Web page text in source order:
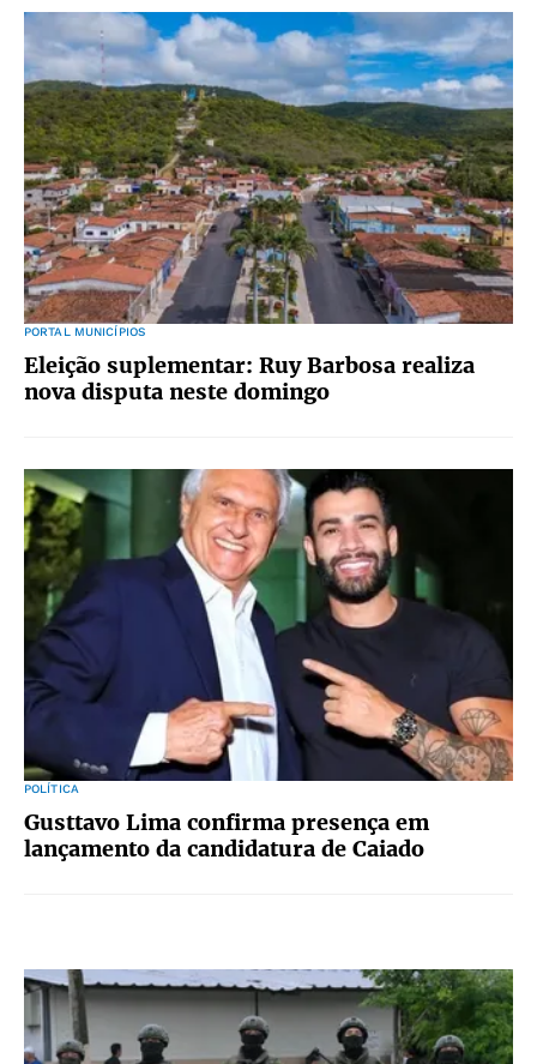
PORTAL MUNICÍPIOS
Eleição suplementar: Ruy Barbosa realiza
nova disputa neste domingo
POLÍTICA
Gusttavo Lima confirma presença em
lançamento da candidatura de Caiado